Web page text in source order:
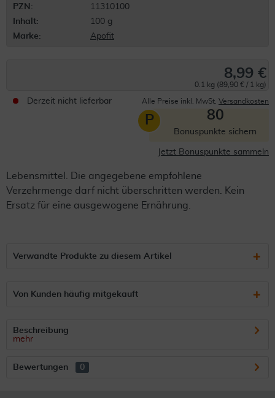
PZN:
11310100
Inhalt:
100 g
Marke:
Apofit
8,99 €
0.1 kg (89,90 € / 1 kg)
Derzeit nicht lieferbar Alle Preise inkl. MwSt. Versandkosten
P 80
Bonuspunkte sichern
Jetzt Bonuspunkte sammeln
Lebensmittel. Die angegebene empfohlene
Verzehrmenge darf nicht überschritten werden. Kein
Ersatz für eine ausgewogene Ernährung.
Verwandte Produkte zu diesem Artikel
Von Kunden häufig mitgekauft
Beschreibung
mehr
Bewertungen 0